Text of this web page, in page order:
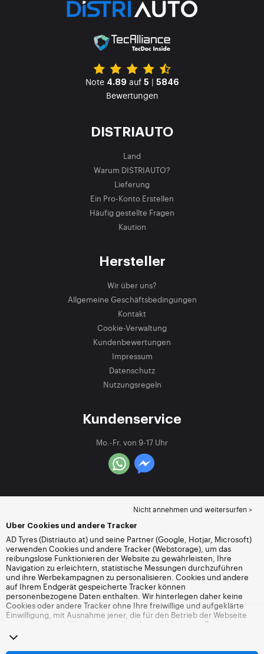
Note 4.89 auf 5 | 5846
Bewertungen
DISTRIAUTO
Land
Warum DISTRIAUTO?
Lieferung
Ein Pro-Konto Erstellen
Häufig gestellte Fragen
Kaution
Hersteller
Wir über uns?
Allgemeine Geschäftsbedingungen
Kontakt
Cookie-Verwaltung
Kundenbewertungen
Impressum
Datenschutz
Nutzungsregeln
Kundenservice
Mo.-Fr. von 9-17 Uhr
Nicht annehmen und weitersurfen >
Über Cookies und andere Tracker
AD Tyres (Distriauto.at) und seine Partner (Google, Hotjar, Microsoft)
verwenden Cookies und andere Tracker (Webstorage), um das
reibungslose Funktionieren der Website zu gewährleisten, Ihre
Navigation zu erleichtern, statistische Messungen durchzuführen
und ihre Werbekampagnen zu personalisieren. Cookies und andere
auf Ihrem Endgerät gespeicherte Tracker können
personenbezogene Daten enthalten. Wir hinterlegen daher keine
Cookies oder andere Tracker ohne Ihre freiwillige und aufgeklärte
Einwilligung, mit Ausnahme jener, die für den Betrieb der Webseite
unerlässlich sind. Wir speichern Ihre Auswahl für einen Zeitraum von
6 Monaten. Sie können Ihre Einwilligung jederzeit widerrufen, indem
Sie die Webseite